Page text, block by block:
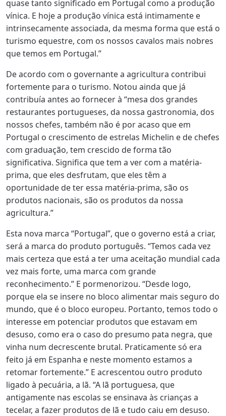
quase tanto significado em Portugal como a produção
vínica. E hoje a produção vínica está intimamente e
intrinsecamente associada, da mesma forma que está o
turismo equestre, com os nossos cavalos mais nobres
que temos em Portugal.”
De acordo com o governante a agricultura contribui
fortemente para o turismo. Notou ainda que já
contribuía antes ao fornecer à “mesa dos grandes
restaurantes portugueses, da nossa gastronomia, dos
nossos chefes, também não é por acaso que em
Portugal o crescimento de estrelas Michelin e de chefes
com graduação, tem crescido de forma tão
significativa. Significa que tem a ver com a matéria-
prima, que eles desfrutam, que eles têm a
oportunidade de ter essa matéria-prima, são os
produtos nacionais, são os produtos da nossa
agricultura.”
Esta nova marca “Portugal”, que o governo está a criar,
será a marca do produto português. “Temos cada vez
mais certeza que está a ter uma aceitação mundial cada
vez mais forte, uma marca com grande
reconhecimento.” E pormenorizou. “Desde logo,
porque ela se insere no bloco alimentar mais seguro do
mundo, que é o bloco europeu. Portanto, temos todo o
interesse em potenciar produtos que estavam em
desuso, como era o caso do presumo pata negra, que
vinha num decrescente brutal. Praticamente só era
feito já em Espanha e neste momento estamos a
retomar fortemente.” E acrescentou outro produto
ligado à pecuária, a lã. “A lã portuguesa, que
antigamente nas escolas se ensinava às crianças a
tecelar, a fazer produtos de lã e tudo caiu em desuso.